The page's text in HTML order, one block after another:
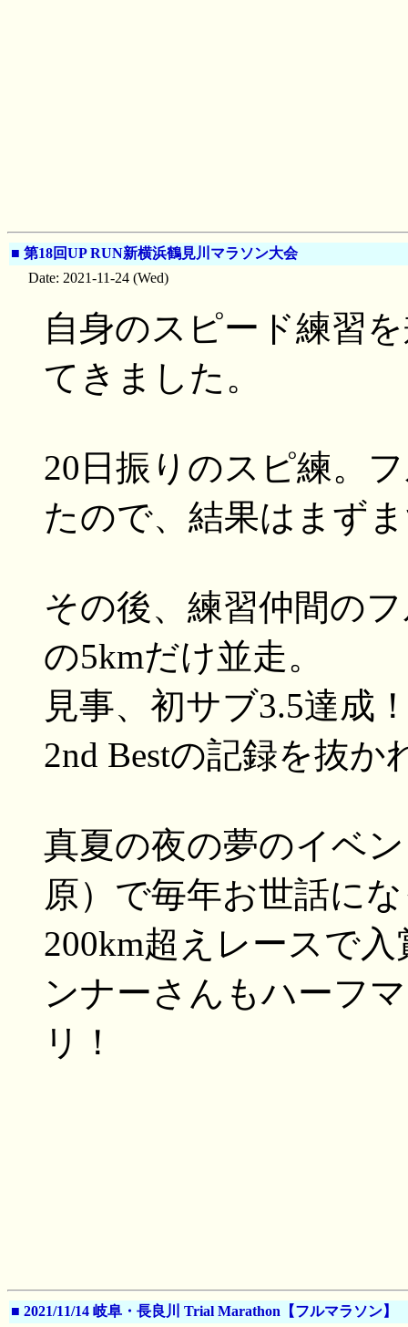
■ 第18回UP RUN新横浜鶴見川マラソン大会
Date: 2021-11-24 (Wed)
自身のスピード練習
てきました。
20日振りのスピ練。
たので、結果はまず
その後、練習仲間の
の5kmだけ並走。
見事、初サブ3.5達
2nd Bestの記録を抜
真夏の夜の夢のイベ
原）で毎年お世話に
200km超えレースで
ンナーさんもハーフ
リ！
■ 2021/11/14 岐阜・長良川 Trial Marathon【フルマラソン】